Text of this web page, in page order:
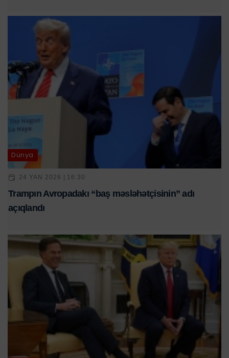
Dünya
24 YAN 2026 | 16:30
Trampın Avropadakı “baş məsləhətçisinin” adı
açıqlandı